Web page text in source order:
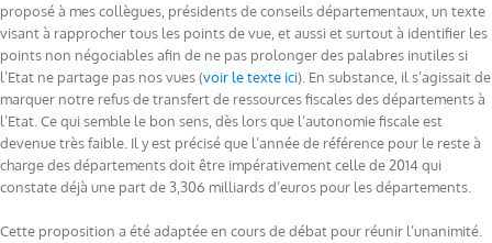
proposé à mes collègues, présidents de conseils départementaux, un texte
visant à rapprocher tous les points de vue, et aussi et surtout à identifier les
points non négociables afin de ne pas prolonger des palabres inutiles si
l’Etat ne partage pas nos vues (voir le texte ici). En substance, il s’agissait de
marquer notre refus de transfert de ressources fiscales des départements à
l’Etat. Ce qui semble le bon sens, dès lors que l’autonomie fiscale est
devenue très faible. Il y est précisé que l’année de référence pour le reste à
charge des départements doit être impérativement celle de 2014 qui
constate déjà une part de 3,306 milliards d’euros pour les départements.
Cette proposition a été adaptée en cours de débat pour réunir l’unanimité.